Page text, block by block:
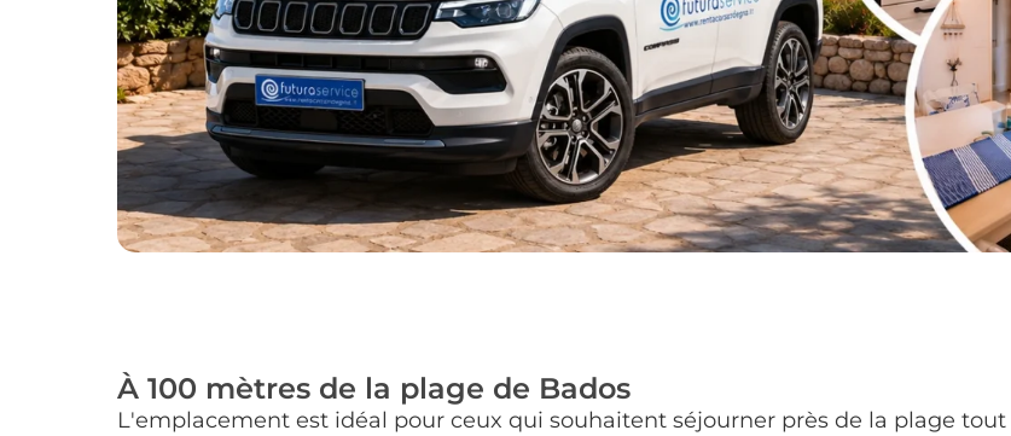
À 100 mètres de la plage de Bados
L'emplacement est idéal pour ceux qui souhaitent séjourner près de la plage